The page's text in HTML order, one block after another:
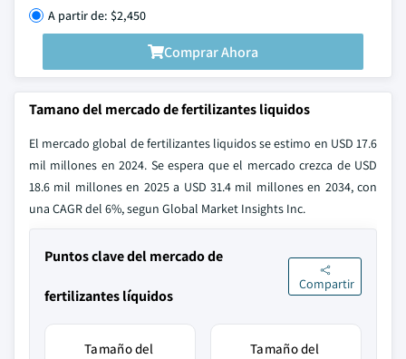
A partir de: $2,450
Comprar Ahora
Tamano del mercado de fertilizantes liquidos
El mercado global de fertilizantes liquidos se estimo en USD 17.6
mil millones en 2024. Se espera que el mercado crezca de USD
18.6 mil millones en 2025 a USD 31.4 mil millones en 2034, con
una CAGR del 6%, segun Global Market Insights Inc.
Puntos clave del mercado de
fertilizantes líquidos
Compartir
Tamaño del
Tamaño del